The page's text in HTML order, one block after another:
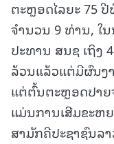
ຕະຫຼອດໄລຍະ 75
ຈຳນວນ 9 ທ່ານ, ໃ
ປະທານ ສນຊ ເຖິງ
ລ້ວນແລ້ວແຕ່ມີຜົນງ
ແຕ່ຕົ້ນຕະຫຼອດປາຍ
ແມ່ນການເສີມຂະຫ
ສາມັກຄີປະຊາຊົນລ